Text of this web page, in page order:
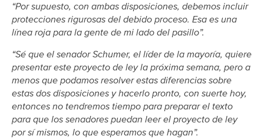
“Por supuesto, con ambas disposiciones, debemos incluir
protecciones rigurosas del debido proceso. Esa es una
línea roja para la gente de mi lado del pasillo”.
“Sé que el senador Schumer, el líder de la mayoría, quiere
presentar este proyecto de ley la próxima semana, pero a
menos que podamos resolver estas diferencias sobre
estas dos disposiciones y hacerlo pronto, con suerte hoy,
entonces no tendremos tiempo para preparar el texto
para que los senadores puedan leer el proyecto de ley
por sí mismos, lo que esperamos que hagan”.